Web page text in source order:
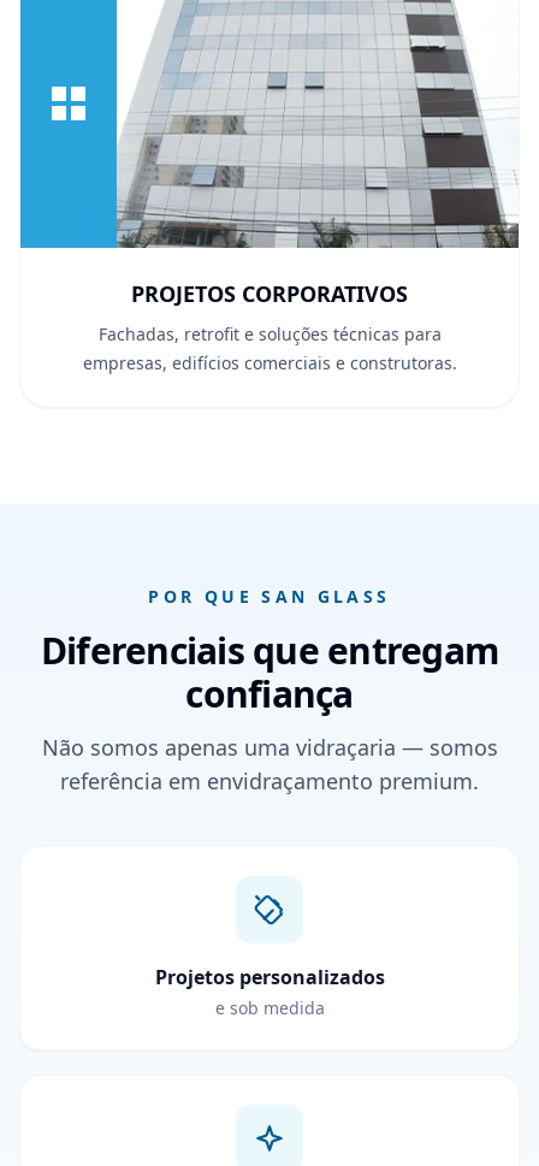
PROJETOS CORPORATIVOS
Fachadas, retrofit e soluções técnicas para
empresas, edifícios comerciais e construtoras.
POR QUE SAN GLASS
Diferenciais que entregam
confiança
Não somos apenas uma vidraçaria — somos
referência em envidraçamento premium.
Projetos personalizados
e sob medida